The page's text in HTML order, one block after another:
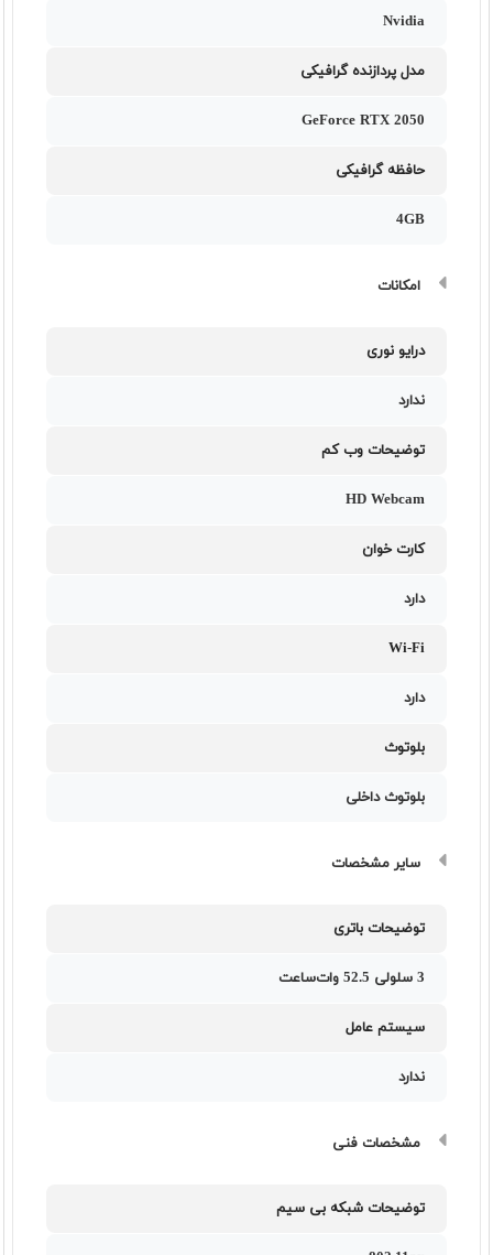
Nvidia
مدل پردازنده گرافیکی
GeForce RTX 2050
حافظه گرافیکی
4GB
امکانات
درایو نوری
ندارد
توضیحات وب کم
HD Webcam
کارت خوان
دارد
Wi-Fi
دارد
بلوتوث
بلوتوث داخلی
سایر مشخصات
توضیحات باتری
3 سلولی 52.5 وات‌ساعت
سیستم عامل
ندارد
مشخصات فنی
توضیحات شبکه بی سیم